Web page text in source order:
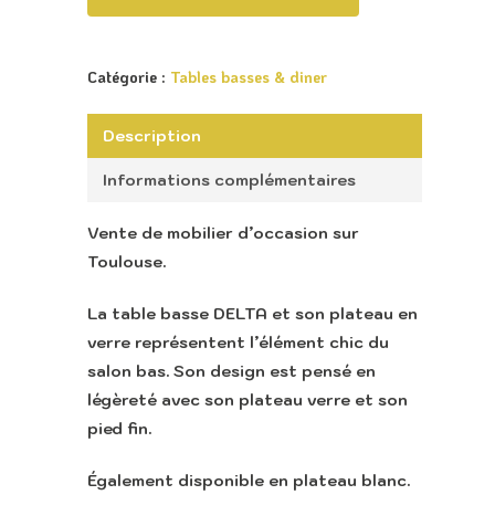
Catégorie : Tables basses & diner
Description
Informations complémentaires
Vente de mobilier d’occasion sur
Toulouse.
La table basse DELTA et son plateau en
verre représentent l’élément chic du
salon bas. Son design est pensé en
légèreté avec son plateau verre et son
pied fin.
Également disponible en plateau blanc.
Accueil